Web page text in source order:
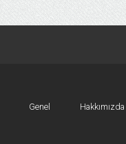
Genel Hakkımızda